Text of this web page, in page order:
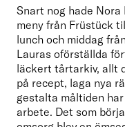
Snart nog hade
meny från Früstück
lunch och middag
Lauras oförställda
läckert tårtarkiv, allt
på recept, laga nya
gestalta måltiden
arbete. Det som